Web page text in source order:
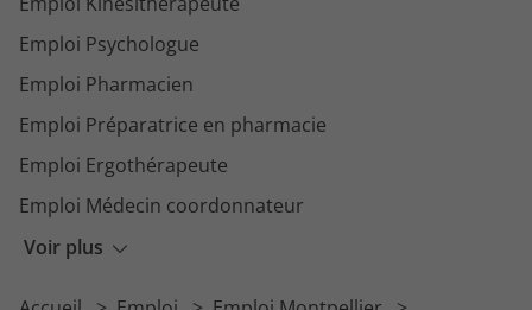
Voir plus
Emploi Psychologue
Emploi Pharmacien
Emploi Préparatrice en pharmacie
Emploi Ergothérapeute
Emploi Médecin coordonnateur
Emploi Médecin